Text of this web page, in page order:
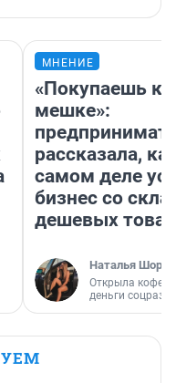
МНЕНИЕ
«Покупаешь
мешке»:
рассказала,
самом деле
бизнес со
дешевых
Наталья
Открыла
деньги